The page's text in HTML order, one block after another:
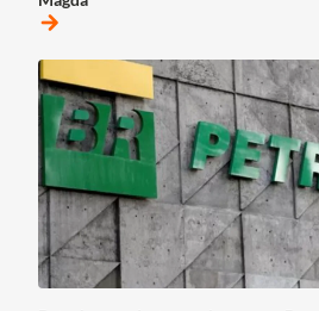
arrow_forward